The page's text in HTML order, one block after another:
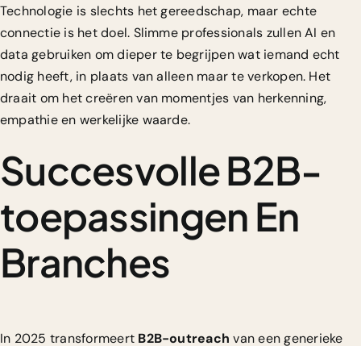
Technologie is slechts het gereedschap, maar echte
connectie is het doel. Slimme professionals zullen AI en
data gebruiken om dieper te begrijpen wat iemand echt
nodig heeft, in plaats van alleen maar te verkopen. Het
draait om het creëren van momentjes van herkenning,
empathie en werkelijke waarde.
Succesvolle B2B-
toepassingen En
Branches
In 2025 transformeert B2B-outreach van een generieke